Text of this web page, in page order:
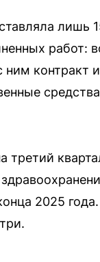
лишь
работ:
ним контракт
третий
2025